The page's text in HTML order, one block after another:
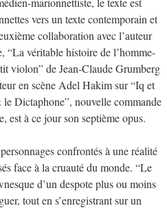
vers un texte contemporain et
collaboration avec l’auteur
“La véritable histoire de l’homme-
violon” de Jean-Claude Grumberg
en scène Adel Hakim sur “Iq et
Dictaphone”, nouvelle commande
est à ce jour son septième opus.
confrontés à une réalité
face à la cruauté du monde. “Le
d’un despote plus ou moins
tout en s’enregistrant sur un